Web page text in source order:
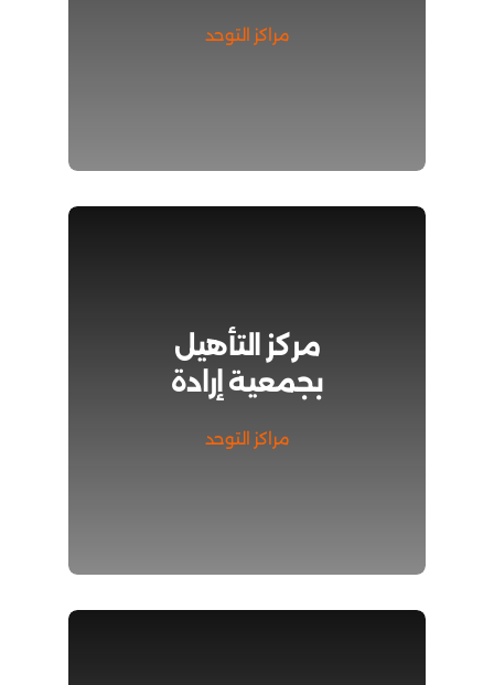
مراكز التوحد
مركز التأهيل
بجمعية إرادة
مراكز التوحد